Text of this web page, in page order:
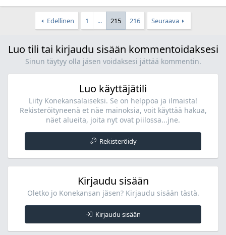
Edellinen 1 ... 215 216 Seuraava
Luo tili tai kirjaudu sisään kommentoidaksesi
Sinun täytyy olla jäsen voidaksesi jättää kommentin.
Luo käyttäjätili
Liity Konekansalaiseksi. Se on helppoa ja ilmaista!
Rekisteröityneenä et näe mainoksia, voit käyttää hakua,
näet alueita, joita nyt ovat piilossa...jne.
Rekisteröidy
Kirjaudu sisään
Oletko jo Konekansan jäsen? Kirjaudu sisään tästä.
Kirjaudu sisään